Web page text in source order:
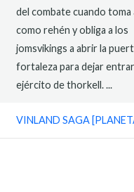
del combate cuando toma
como rehén y obliga a los
jomsvikings a abrir la
fortaleza para dejar
ejército de thorkell. ...
VINLAND SAGA